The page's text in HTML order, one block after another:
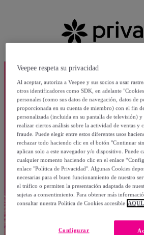
Veepee respeta su privacidad
Al aceptar, autoriza a Veepee y sus socios a usar
otros identificadores como SDK, en adelante
personales (como sus datos de navegación, datos de
proporcionada en su cuenta de miembro) con el fin
personalizada (incluida en su pantalla de televisión)
realizar ciertos análisis sobre la actividad de ventas y
fraude. Puede elegir entre estos diferentes usos
rechazar todo haciendo clic en el botón "Continuar
aplican solo a este navegador y/o dispositivo. Puede
cualquier momento haciendo clic en el enlace
enlace "Política de Privacidad". Algunas Cookies
necesarias para el buen funcionamiento de nuestro
el tráfico o permiten la presentación adaptada de
sujetas a consentimiento. Para obtener más
consultar nuestra Política de Cookies accesible AQUÍ.
Configurar